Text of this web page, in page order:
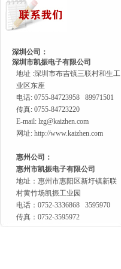
深圳公司：
深圳市凯振电子有限公司
地址 :深圳市布吉镇三联村和生工
业区东座
电话: 0755-84723958 89971501
传真: 0755-84723220
E-mail: lzg@kaizhen.com
网址: http://www.kaizhen.com
惠州公司：
惠州市凯振电子有限公司
地址：惠州市惠阳区新圩镇新联
村黄竹场凯振工业园
电话：0752-3336868 3595970
传真：0752-3595972